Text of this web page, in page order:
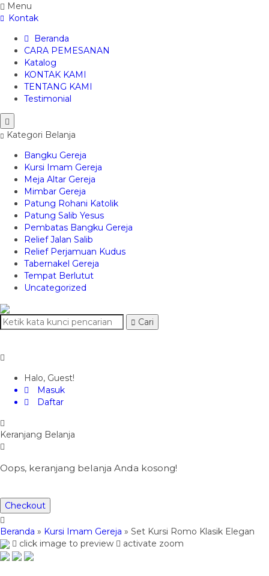
Menu
Kontak
Beranda
CARA PEMESANAN
Katalog
KONTAK KAMI
TENTANG KAMI
Testimonial
Kategori Belanja
Bangku Gereja
Kursi Imam Gereja
Meja Altar Gereja
Mimbar Gereja
Patung Rohani Katolik
Patung Salib Yesus
Pembatas Bangku Gereja
Relief Jalan Salib
Relief Perjamuan Kudus
Tabernakel Gereja
Tempat Berlutut
Uncategorized
Cari
Halo, Guest!
Masuk
Daftar
Keranjang Belanja
Oops, keranjang belanja Anda kosong!
Checkout
Beranda » Kursi Imam Gereja » Set Kursi Romo Klasik Elegan
click image to preview
activate zoom